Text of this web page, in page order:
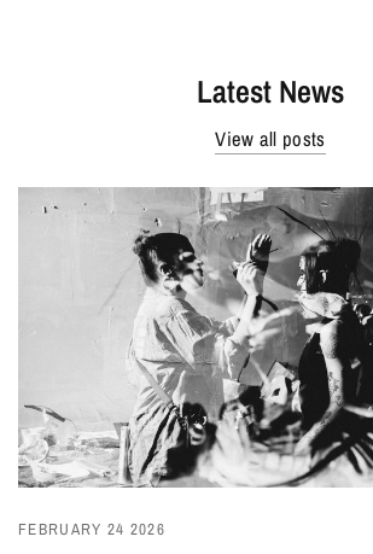
Latest News
View all posts
FEBRUARY 24 2026